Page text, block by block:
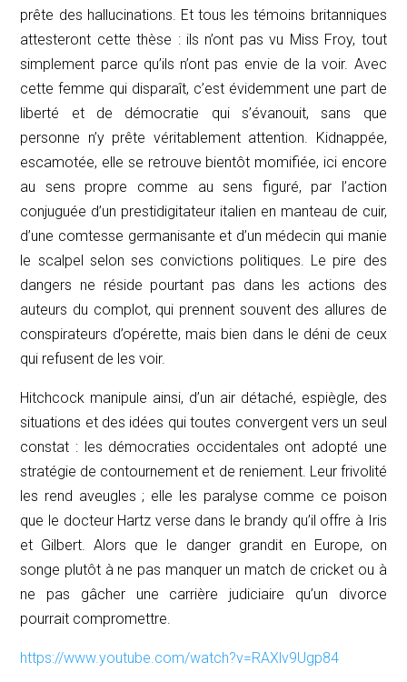
prête des hallucinations. Et tous les témoins britanniques
attesteront cette thèse : ils n’ont pas vu Miss Froy, tout
simplement parce qu’ils n’ont pas envie de la voir. Avec
cette femme qui disparaît, c’est évidemment une part de
liberté et de démocratie qui s’évanouit, sans que
personne n’y prête véritablement attention. Kidnappée,
escamotée, elle se retrouve bientôt momifiée, ici encore
au sens propre comme au sens figuré, par l’action
conjuguée d’un prestidigitateur italien en manteau de cuir,
d’une comtesse germanisante et d’un médecin qui manie
le scalpel selon ses convictions politiques. Le pire des
dangers ne réside pourtant pas dans les actions des
auteurs du complot, qui prennent souvent des allures de
conspirateurs d’opérette, mais bien dans le déni de ceux
qui refusent de les voir.
Hitchcock manipule ainsi, d’un air détaché, espiègle, des
situations et des idées qui toutes convergent vers un seul
constat : les démocraties occidentales ont adopté une
stratégie de contournement et de reniement. Leur frivolité
les rend aveugles ; elle les paralyse comme ce poison
que le docteur Hartz verse dans le brandy qu’il offre à Iris
et Gilbert. Alors que le danger grandit en Europe, on
songe plutôt à ne pas manquer un match de cricket ou à
ne pas gâcher une carrière judiciaire qu’un divorce
pourrait compromettre.
https://www.youtube.com/watch?v=RAXlv9Ugp84